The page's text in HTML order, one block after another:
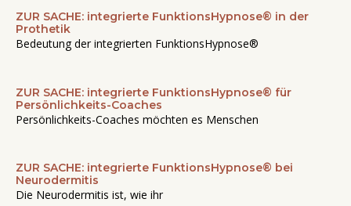
ZUR SACHE: integrierte FunktionsHypnose® in der
Prothetik
Bedeutung der integrierten FunktionsHypnose®
ZUR SACHE: integrierte FunktionsHypnose® für
Persönlichkeits-Coaches
Persönlichkeits-Coaches möchten es Menschen
ZUR SACHE: integrierte FunktionsHypnose® bei
Neurodermitis
Die Neurodermitis ist, wie ihr
SeiteSeiteSeiteSeiteSeite